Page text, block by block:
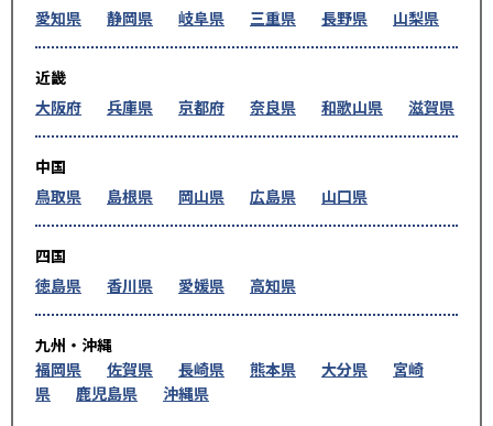
愛知県
静岡県 岐阜県 三重県 長野県 山梨県
近畿
大阪府
兵庫県 京都府 奈良県 和歌山県 滋賀県
中国
鳥取県
島根県 岡山県 広島県 山口県
四国
徳島県
香川県 愛媛県 高知県
九州・沖縄
福岡県
佐賀県 長崎県 熊本県 大分県
宮崎
県
鹿児島県 沖縄県